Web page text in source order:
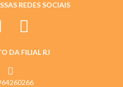
REDES SOCIAIS
DA FILIAL RJ